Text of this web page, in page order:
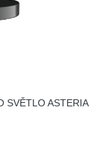
SVĚTLO ASTERIA